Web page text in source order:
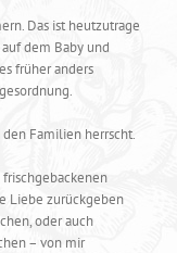
Das ist heutzutrage
dem Baby und
früher anders
Familien herrscht.
frischgebackenen
Liebe zurückgeben
oder auch
– von mir